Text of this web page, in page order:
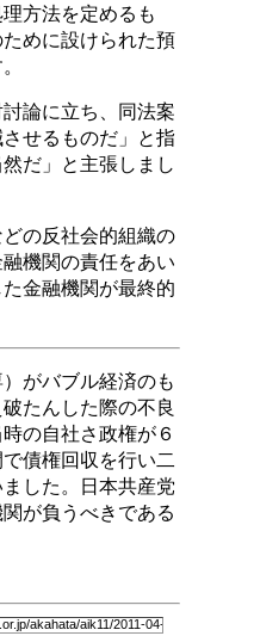
方法を定めるも
めに設けられた預
論に立ち、同法案
せるものだ」と指
だ」と主張しまし
の反社会的組織の
機関の責任をあい
金融機関が最終的
がバブル経済のも
たんした際の不良
の自社さ政権が６
債権回収を行い二
した。日本共産党
が負うべきである